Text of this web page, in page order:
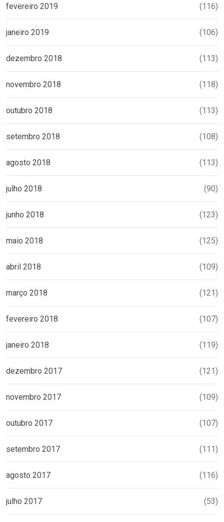
fevereiro 2019 (116)
janeiro 2019 (106)
dezembro 2018 (113)
novembro 2018 (118)
outubro 2018 (113)
setembro 2018 (108)
agosto 2018 (113)
julho 2018 (90)
junho 2018 (123)
maio 2018 (125)
abril 2018 (109)
março 2018 (121)
fevereiro 2018 (107)
janeiro 2018 (119)
dezembro 2017 (121)
novembro 2017 (109)
outubro 2017 (107)
setembro 2017 (111)
agosto 2017 (116)
julho 2017 (53)